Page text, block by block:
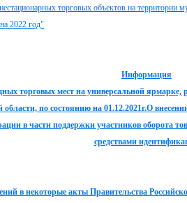
торговых объектов на территории
2022 год"
Информация
торговых мест на универсальной
по состоянию на 01.12.2021г.О
в части поддержки участников оборота
средствами
в некоторые акты Правительства